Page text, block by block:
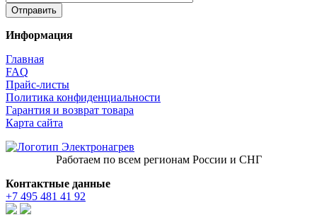
Информация
Главная
FAQ
Прайс-листы
Политика конфиденциальности
Гарантия и возврат товара
Карта сайта
Работаем по всем регионам России и СНГ
Контактные данные
+7 495 481 41 92